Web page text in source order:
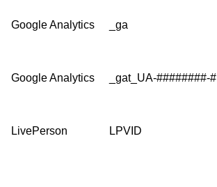
Google Analytics _ga
Google Analytics _gat_UA-########-#
LivePerson LPVID